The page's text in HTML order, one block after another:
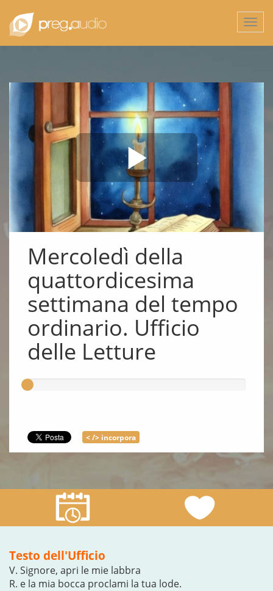
Mercoledì della
quattordicesima
settimana del tempo
ordinario. Ufficio
delle Letture
< /> incorpora
Testo dell'Ufficio
V. Signore, apri le mie labbra
R. e la mia bocca proclami la tua lode.